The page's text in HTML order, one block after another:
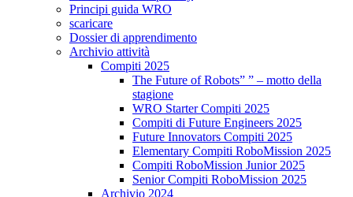
Principi guida WRO
scaricare
Dossier di apprendimento
Archivio attività
Compiti 2025
The Future of Robots” ” – motto della
stagione
WRO Starter Compiti 2025
Compiti di Future Engineers 2025
Future Innovators Compiti 2025
Elementary Compiti RoboMission 2025
Compiti RoboMission Junior 2025
Senior Compiti RoboMission 2025
Archivio 2024